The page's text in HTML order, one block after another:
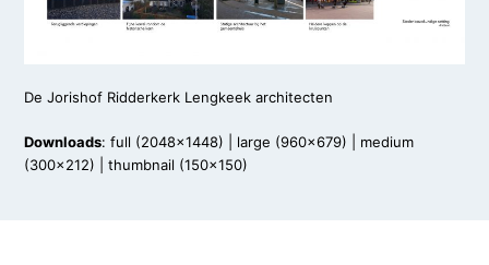
De Jorishof Ridderkerk Lengkeek architecten
Downloads:full (2048x1448) large (960x679)
medium
(300x212) |thumbnail (150x150)